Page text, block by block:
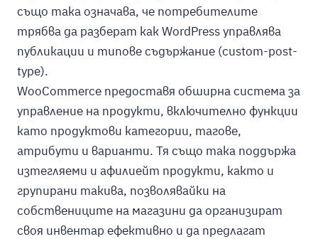
също така означава, че потребителите
трябва да разберат как WordPress управлява
публикации и типове съдържание (custom-post-
type).
WooCommerce предоставя обширна система за
управление на продукти, включително функции
като продуктови категории, тагове,
атрибути и варианти. Тя също така поддържа
изтегляеми и афилиейт продукти, както и
групирани такива, позволявайки на
собствениците на магазини да организират
своя инвентар ефективно и да предлагат